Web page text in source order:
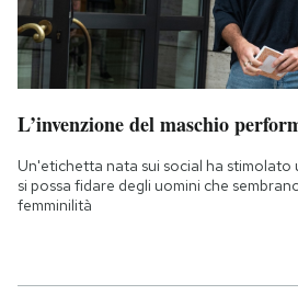
L’invenzione del maschio
Un'etichetta nata sui social ha
si possa fidare degli uomini che
femminilità